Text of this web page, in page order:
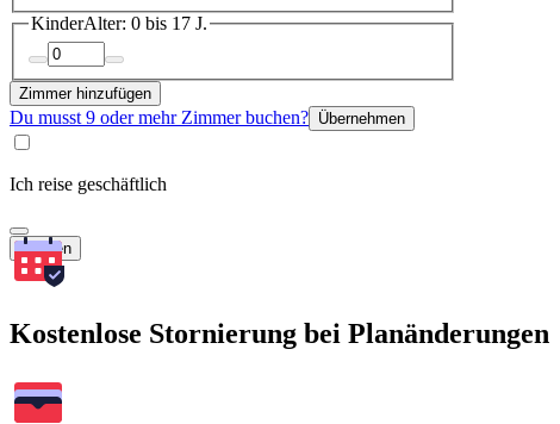
KinderAlter: 0 bis 17 J.
Zimmer hinzufügen
Du musst 9 oder mehr Zimmer buchen? Übernehmen
Ich reise geschäftlich
Suchen
Kostenlose Stornierung bei Planänderungen